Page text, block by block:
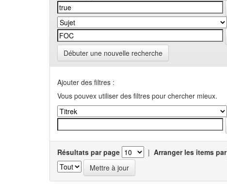
Débuter une nouvelle recherche
Ajouter des filtres :
Vous pouvex utiliser des filtres pour chercher mieux.
Résultats par page | Arranger les items par